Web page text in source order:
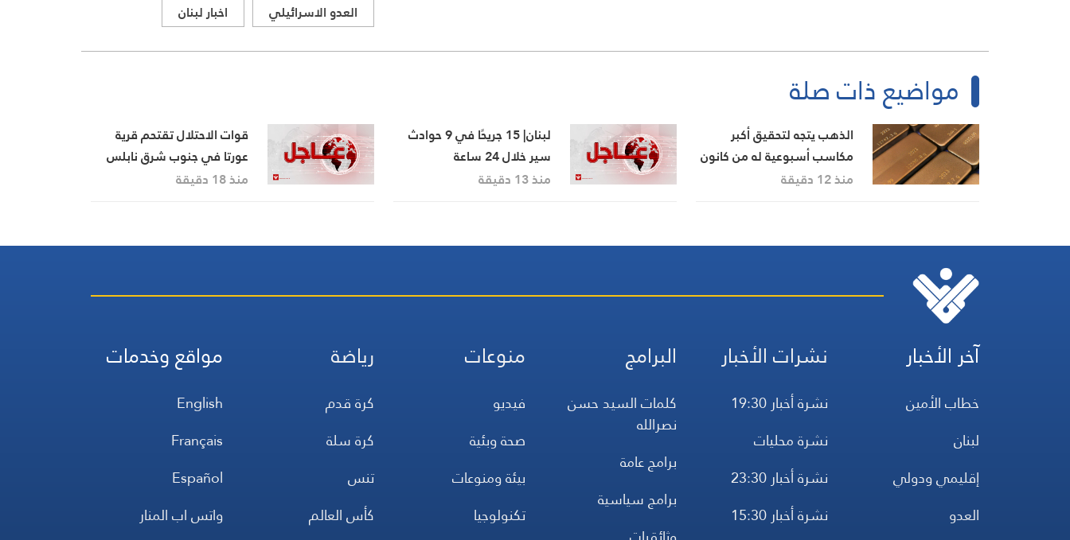
العدو الاسرائيلي
اخبار لبنان
مواضيع ذات صلة
الذهب يتجه لتحقيق أكبر
مكاسب أسبوعية له من كانون
الثاني/يناير
منذ 12 دقيقة
لبنان| 15 جريحًا في 9 حوادث
سير خلال 24 ساعة
منذ 13 دقيقة
قوات الاحتلال تقتحم قرية
عورتا في جنوب شرق نابلس
في الضفة الغربية المحتلة
منذ 18 دقيقة
آخر الأخبار
خطاب الأمين
لبنان
إقليمي ودولي
العدو
نشرات الأخبار
نشرة أخبار 19:30
نشرة محليات
نشرة أخبار 23:30
نشرة أخبار 15:30
البرامج
كلمات السيد حسن
نصرالله
برامج عامة
برامج سياسية
منوعات
فيديو
صحة وبئية
بيئة ومنوعات
تكنولوجيا
رياضة
كرة قدم
كرة سلة
تنس
كأس العالم
مواقع وخدمات
English
Français
Español
واتس اب المنار